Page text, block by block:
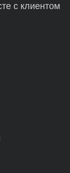
с клиентом